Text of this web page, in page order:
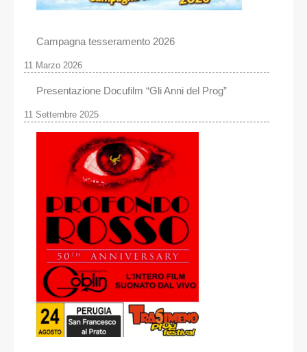
Campagna tesseramento 2026
11 Marzo 2026
Presentazione Docufilm “Gli Anni del Prog”
11 Settembre 2025